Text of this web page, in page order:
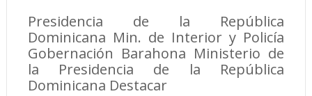
Presidencia de la República
Dominicana Min. de Interior y Policía
Gobernación Barahona Ministerio de
la Presidencia de la República
Dominicana Destacar